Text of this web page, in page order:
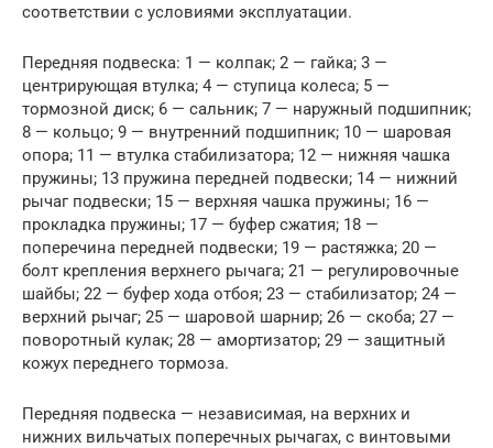
соответствии с условиями эксплуатации.
Передняя подвеска: 1 — колпак; 2 — гайка; 3 —
центрирующая втулка; 4 — ступица колеса; 5 —
тормозной диск; 6 — сальник; 7 — наружный подшипник;
8 — кольцо; 9 — внутренний подшипник; 10 — шаровая
опора; 11 — втулка стабилизатора; 12 — нижняя чашка
пружины; 13 пружина передней подвески; 14 — нижний
рычаг подвески; 15 — верхняя чашка пружины; 16 —
прокладка пружины; 17 — буфер сжатия; 18 —
поперечина передней подвески; 19 — растяжка; 20 —
болт крепления верхнего рычага; 21 — регулировочные
шайбы; 22 — буфер хода отбоя; 23 — стабилизатор; 24 —
верхний рычаг; 25 — шаровой шарнир; 26 — скоба; 27 —
поворотный кулак; 28 — амортизатор; 29 — защитный
кожух переднего тормоза.
Передняя подвеска — независимая, на верхних и
нижних вильчатых поперечных рычагах, с винтовыми